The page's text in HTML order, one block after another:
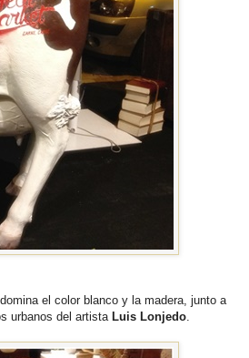
el color blanco y la madera, junto a
urbanos del artista Luis Lonjedo